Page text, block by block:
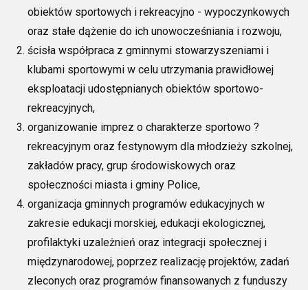
obiektów sportowych i rekreacyjno - wypoczynkowych
oraz stałe dążenie do ich unowocześniania i rozwoju,
ścisła współpraca z gminnymi stowarzyszeniami i
klubami sportowymi w celu utrzymania prawidłowej
eksploatacji udostępnianych obiektów sportowo-
rekreacyjnych,
organizowanie imprez o charakterze sportowo ?
rekreacyjnym oraz festynowym dla młodzieży szkolnej,
zakładów pracy, grup środowiskowych oraz
społeczności miasta i gminy Police,
organizacja gminnych programów edukacyjnych w
zakresie edukacji morskiej, edukacji ekologicznej,
profilaktyki uzależnień oraz integracji społecznej i
międzynarodowej, poprzez realizację projektów, zadań
zleconych oraz programów finansowanych z funduszy